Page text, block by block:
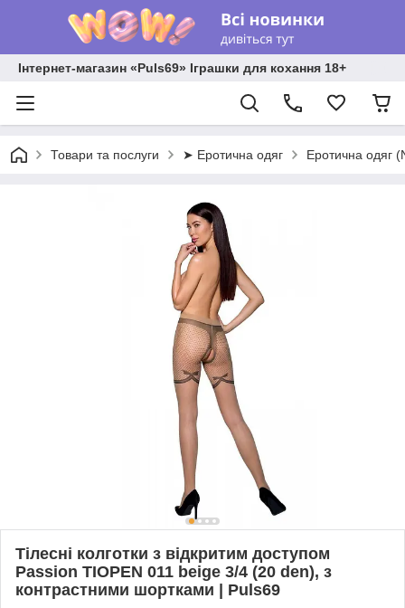
Інтернет-магазин «Puls69» Іграшки для кохання 18+
Товари та послуги ➤ Еротична одяг Еротична одяг
Тілесні колготки з відкритим доступом
Passion TIOPEN 011 beige 3/4 (20 den), з
контрастними шортками | Puls69